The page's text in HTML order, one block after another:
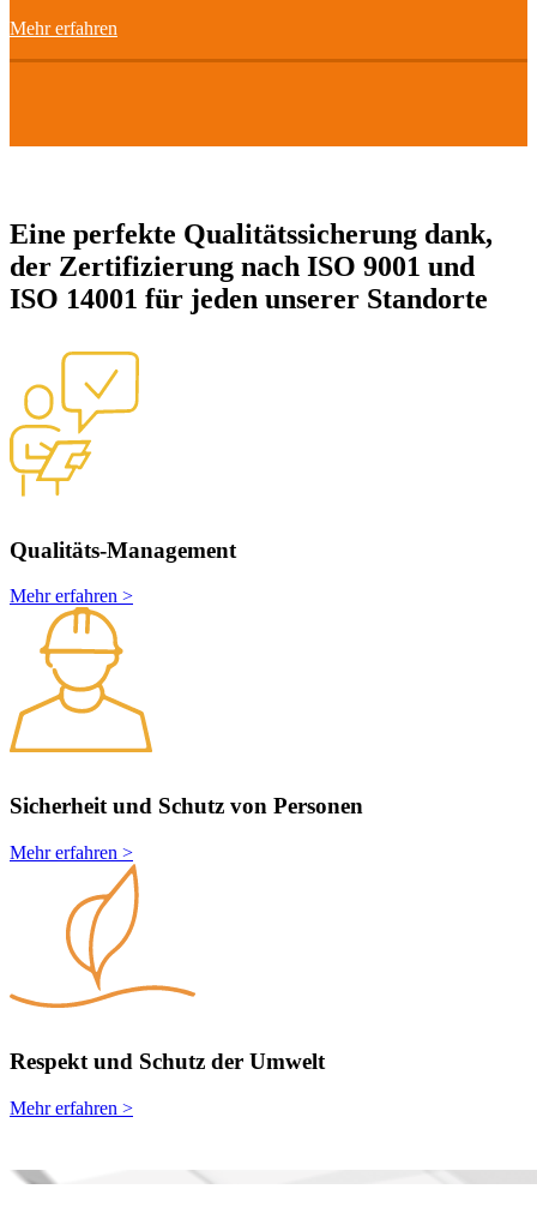
Mehr erfahren
Eine perfekte Qualitätssicherung dank,
der Zertifizierung nach ISO 9001 und
ISO 14001 für jeden unserer Standorte
Qualitäts-Management
Mehr erfahren >
Sicherheit und Schutz von Personen
Mehr erfahren >
Respekt und Schutz der Umwelt
Mehr erfahren >